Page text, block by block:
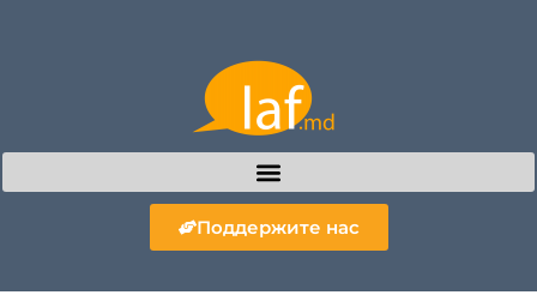
Поддержите нас